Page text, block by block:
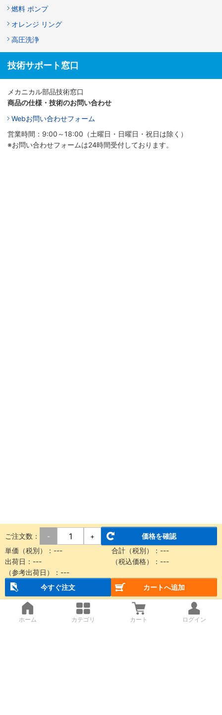
燃料 ポンプ
オレンジ リング
高圧洗浄
技術サポート窓口
メカニカル部品技術窓口
商品の仕様・技術のお問い合わせ
Webお問い合わせフォーム
営業時間：9:00～18:00（土曜日・日曜日・祝日は除く）
※お問い合わせフォームは24時間受付しております。
ご注文数： - +
価格を確認
単価（税別）： --- 合計（税別）： ---
出荷日： --- （税込価格）： ---
（参考出荷日）： ---
今すぐ注文
カートへ追加
ホーム カテゴリ カート ログイン